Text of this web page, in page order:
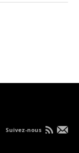
Suivez-nous